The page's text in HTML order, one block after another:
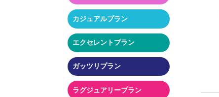
カジュアルプラン
エクセレントプラン
ガッツリプラン
ラグジュアリープラン